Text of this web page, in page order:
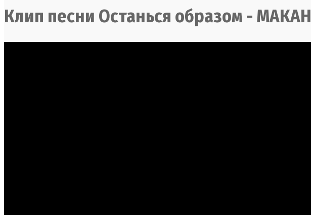
Клип песни Останься образом - МАКАН